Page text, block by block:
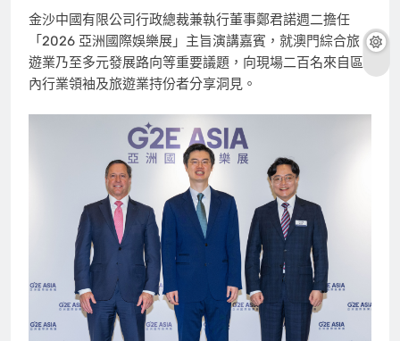
金沙中國有限公司行政總裁兼執行董事鄭君諾週二擔任
「2026 亞洲國際娛樂展」主旨演講嘉賓，就澳門綜合旅
遊業乃至多元發展路向等重要議題，向現場二百名來自區
內行業領袖及旅遊業持份者分享洞見。